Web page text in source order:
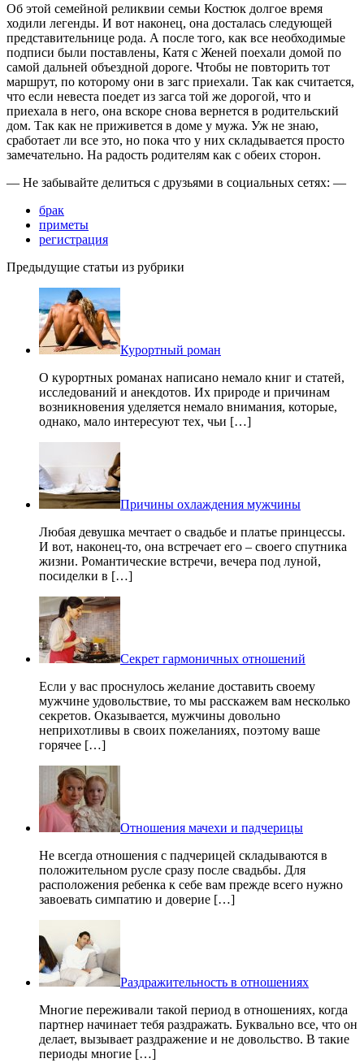
Об этой семейной реликвии семьи Костюк долгое время
ходили легенды. И вот наконец, она досталась следующей
представительнице рода. А после того, как все необходимые
подписи были поставлены, Катя с Женей поехали домой по
самой дальней объездной дороге. Чтобы не повторить тот
маршрут, по которому они в загс приехали. Так как считается,
что если невеста поедет из загса той же дорогой, что и
приехала в него, она вскоре снова вернется в родительский
дом. Так как не приживется в доме у мужа. Уж не знаю,
сработает ли все это, но пока что у них складывается просто
замечательно. На радость родителям как с обеих сторон.
— Не забывайте делиться с друзьями в социальных сетях: —
брак
приметы
регистрация
Предыдущие статьи из рубрики
Курортный роман
О курортных романах написано немало книг и статей,
исследований и анекдотов. Их природе и причинам
возникновения уделяется немало внимания, которые,
однако, мало интересуют тех, чьи […]
Причины охлаждения мужчины
Любая девушка мечтает о свадьбе и платье принцессы.
И вот, наконец-то, она встречает его – своего спутника
жизни. Романтические встречи, вечера под луной,
посиделки в […]
Секрет гармоничных отношений
Если у вас проснулось желание доставить своему
мужчине удовольствие, то мы расскажем вам несколько
секретов. Оказывается, мужчины довольно
неприхотливы в своих пожеланиях, поэтому ваше
горячее […]
Отношения мачехи и падчерицы
Не всегда отношения с падчерицей складываются в
положительном русле сразу после свадьбы. Для
расположения ребенка к себе вам прежде всего нужно
завоевать симпатию и доверие […]
Раздражительность в отношениях
Многие переживали такой период в отношениях, когда
партнер начинает тебя раздражать. Буквально все, что он
делает, вызывает раздражение и не довольство. В такие
периоды многие […]